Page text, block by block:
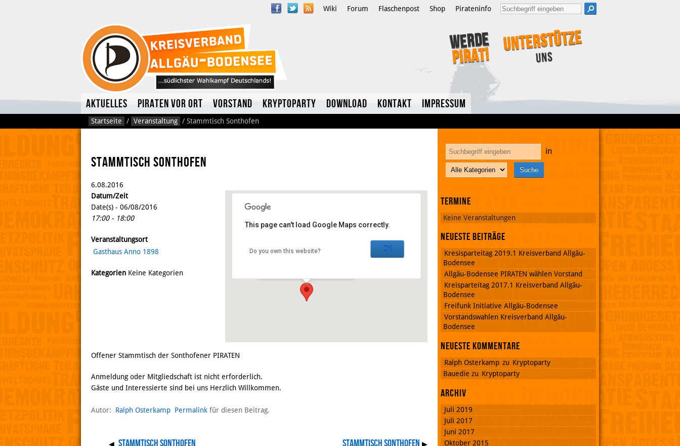
Wiki Forum Flaschenpost Shop Pirateninfo
Werde
Pirat!
Unterstütze
uns
Aktuelles Piraten vor Ort Vorstand Kryptoparty Download Kontakt Impressum
Startseite / Veranstaltung / Stammtisch Sonthofen
Stammtisch Sonthofen
6.08.2016
Gasthaus Anno 1898
Schnitzerstraße 3 - Sonthofen
This page can't load Google Maps correctly.
Do you own this website? OK
Datum/Zeit
Date(s) - 06/08/2016
17:00 - 18:00
Veranstaltungsort
Gasthaus Anno 1898
Kategorien Keine Kategorien
Offener Stammtisch der Sonthofener PIRATEN
Anmeldung oder Mitgliedschaft ist nicht erforderlich.
Gäste und Interessierte sind bei uns Herzlich Willkommen.
Autor: Ralph Osterkamp Permalink für diesen Beitrag.
◀ ▶
in
Termine
Keine Veranstaltungen
Neueste Beiträge
Kresisparteitag 2019.1 Kreisverband Allgäu-
Bodensee
Allgäu-Bodensee PIRATEN wählen Vorstand
Kreisparteitag 2017.1 Kreisverband Allgäu-
Bodensee
Freifunk Initiative Allgäu-Bodensee
Vorstandswahlen Kreisverband Allgäu-
Bodensee
Neueste Kommentare
Ralph Osterkamp zu Kryptoparty
Bauedie zu Kryptoparty
Archiv
Juli 2019
Juli 2017
Juni 2017
Oktober 2015